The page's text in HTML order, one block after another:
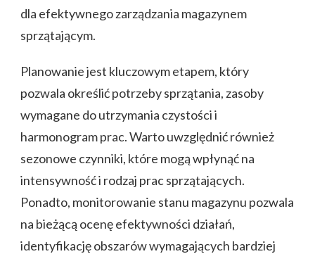
dla efektywnego zarządzania magazynem
sprzątającym.
Planowanie jest kluczowym etapem, który
pozwala określić potrzeby sprzątania, zasoby
wymagane do utrzymania czystości i
harmonogram prac. Warto uwzględnić również
sezonowe czynniki, które mogą wpłynąć na
intensywność i rodzaj prac sprzątających.
Ponadto, monitorowanie stanu magazynu pozwala
na bieżącą ocenę efektywności działań,
identyfikację obszarów wymagających bardziej